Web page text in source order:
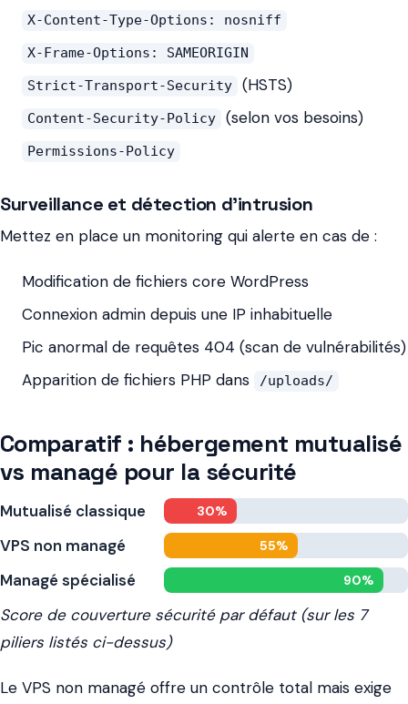
X-Content-Type-Options: nosniff
X-Frame-Options: SAMEORIGIN
Strict-Transport-Security
(HSTS)
Content-Security-Policy (selon vos besoins)
Permissions-Policy
Surveillance et détection d'intrusion
Mettez en place un monitoring qui alerte en cas de :
Modification de fichiers core WordPress
Connexion admin depuis une IP inhabituelle
Pic anormal de requêtes 404 (scan de vulnérabilités)
Apparition de fichiers PHP dans
/uploads/
Comparatif : hébergement mutualisé
vs managé pour la sécurité
Mutualisé classique 30%
VPS non managé 55%
Managé spécialisé 90%
Score de couverture sécurité par défaut (sur les 7
piliers listés ci-dessus)
Le VPS non managé offre un contrôle total mais exige